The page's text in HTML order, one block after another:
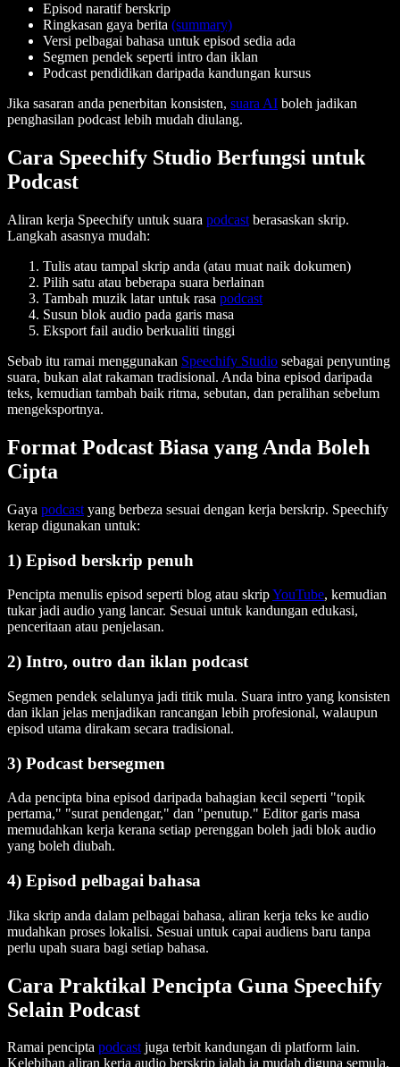
Episod naratif berskrip
Ringkasan gaya berita (summary)
Versi pelbagai bahasa untuk episod sedia ada
Segmen pendek seperti intro dan iklan
Podcast pendidikan daripada kandungan kursus
Jika sasaran anda penerbitan konsisten, suara AI boleh jadikan
penghasilan podcast lebih mudah diulang.
Cara Speechify Studio Berfungsi untuk
Podcast
Aliran kerja Speechify untuk suara podcast berasaskan skrip.
Langkah asasnya mudah:
Tulis atau tampal skrip anda (atau muat naik dokumen)
Pilih satu atau beberapa suara berlainan
Tambah muzik latar untuk rasa podcast
Susun blok audio pada garis masa
Eksport fail audio berkualiti tinggi
Sebab itu ramai menggunakan Speechify Studio sebagai penyunting
suara, bukan alat rakaman tradisional. Anda bina episod daripada
teks, kemudian tambah baik ritma, sebutan, dan peralihan sebelum
mengeksportnya.
Format Podcast Biasa yang Anda Boleh
Cipta
Gaya podcast yang berbeza sesuai dengan kerja berskrip. Speechify
kerap digunakan untuk:
1) Episod berskrip penuh
Pencipta menulis episod seperti blog atau skripYouTube, kemudian
tukar jadi audio yang lancar. Sesuai untuk kandungan edukasi,
penceritaan atau penjelasan.
2) Intro, outro dan iklan podcast
Segmen pendek selalunya jadi titik mula. Suara intro yang konsisten
dan iklan jelas menjadikan rancangan lebih profesional, walaupun
episod utama dirakam secara tradisional.
3) Podcast bersegmen
Ada pencipta bina episod daripada bahagian kecil seperti "topik
pertama," "surat pendengar," dan "penutup." Editor garis masa
memudahkan kerja kerana setiap perenggan boleh jadi blok audio
yang boleh diubah.
4) Episod pelbagai bahasa
Jika skrip anda dalam pelbagai bahasa, aliran kerja teks ke audio
mudahkan proses lokalisi. Sesuai untuk capai audiens baru tanpa
perlu upah suara bagi setiap bahasa.
Cara Praktikal Pencipta Guna Speechify
Selain Podcast
Ramai pencipta podcastjuga terbit kandungan di platform lain.
Kelebihan aliran kerja audio berskrip ialah ia mudah diguna semula.